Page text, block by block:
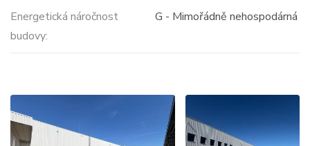
Energetická náročnost
budovy:
G - Mimořádně nehospodárná